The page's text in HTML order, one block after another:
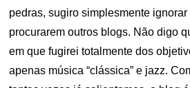
pedras, sugiro simplesmente
procurarem outros blogs. Não digo
em que fugirei totalmente dos
apenas música “clássica” e jazz.